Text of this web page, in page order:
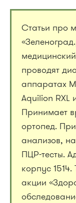
Статьи про
проводят
аппаратах
Aquilion RXL
Принимает
ортопед.
анализов,
ПЦР-тесты.
корпус
акции